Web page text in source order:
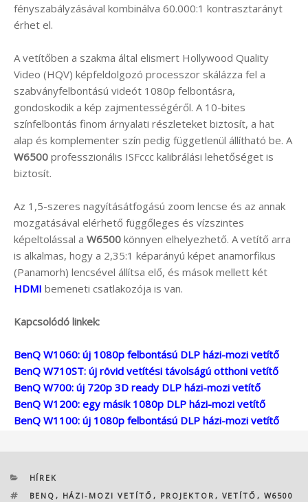
fényszabályzásával kombinálva 60.000:1 kontrasztarányt
érhet el.
A vetítőben a szakma által elismert Hollywood Quality
Video (HQV) képfeldolgozó processzor skálázza fel a
szabványfelbontású videót 1080p felbontásra,
gondoskodik a kép zajmentességéről. A 10-bites
színfelbontás finom árnyalati részleteket biztosít, a hat
alap és komplementer szín pedig függetlenül állítható be. A
W6500 professzionális ISFccc kalibrálási lehetőséget is
biztosít.
Az 1,5-szeres nagyításátfogású zoom lencse és az annak
mozgatásával elérhető függőleges és vízszintes
képeltolással a W6500 könnyen elhelyezhető. A vetítő arra
is alkalmas, hogy a 2,35:1 képarányú képet anamorfikus
(Panamorh) lencsével állítsa elő, és mások mellett két
HDMI bemeneti csatlakozója is van.
Kapcsolódó linkek:
BenQ W1060: új 1080p felbontású DLP házi-mozi vetítő
BenQ W710ST: új rövid vetítési távolságú otthoni vetítő
BenQ W700: új 720p 3D ready DLP házi-mozi vetítő
BenQ W1200: egy másik 1080p DLP házi-mozi vetítő
BenQ W1100: új 1080p felbontású DLP házi-mozi vetítő
KATEGÓRIÁK
HÍREK
CÍMKÉK
BENQ , HÁZI-MOZI VETÍTŐ , PROJEKTOR , VETÍTŐ , W6500